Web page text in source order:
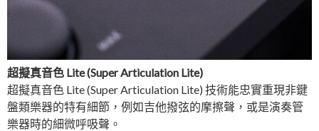
超擬真音色 Lite (Super Articulation Lite)
超擬真音色 Lite (Super Articulation Lite) 技術能忠實重現非鍵
盤類樂器的特有細節，例如吉他撥弦的摩擦聲，或是演奏管
樂器時的細微呼吸聲。